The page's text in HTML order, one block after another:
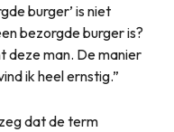
burger’ is niet
bezorgde burger is?
deze man. De manier
ik heel ernstig.”
dat de term